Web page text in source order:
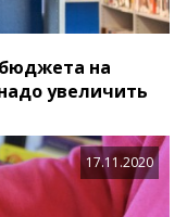
на
увеличить
17.11.2020